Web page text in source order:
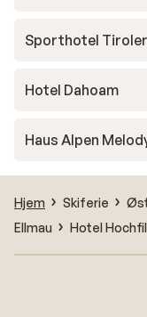
Sporthotel
Hotel Dahoam
Haus Alpen
Hjem Skiferie
Ellmau
Hotel